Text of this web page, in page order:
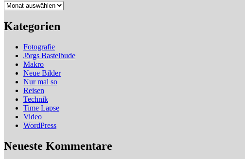
Archiv
Kategorien
Fotografie
Jörgs Bastelbude
Makro
Neue Bilder
Nur mal so
Reisen
Technik
Time Lapse
Video
WordPress
Neueste Kommentare